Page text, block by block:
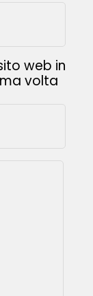
web in
volta